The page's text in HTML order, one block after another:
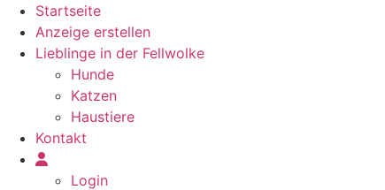
Startseite
Anzeige erstellen
Lieblinge in der Fellwolke
Hunde
Katzen
Haustiere
Kontakt
Login